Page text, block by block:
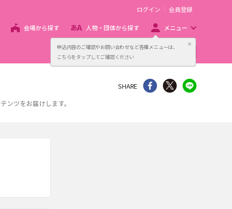
申込内容のご確認やお問い合わせなど各種メニューは、
こちらをタップしてご確認ください
閉じる
ログイン 会員登録
会場から探す 人物・団体から探す メニュー
主催者向け販売サービス
ツをお届けします。
SHARE シェア Twitter